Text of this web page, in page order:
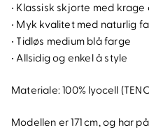
• Klassisk skjorte med
• Myk kvalitet med naturlig
• Tidløs medium blå farge
• Allsidig og enkel å style
Materiale: 100% lyocell
Modellen er 171 cm, og har